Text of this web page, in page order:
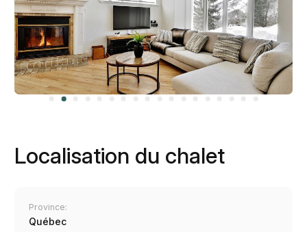
Localisation du chalet
Province:
Québec